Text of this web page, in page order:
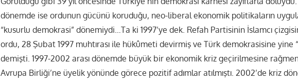
dönemde ise ordunun gücünü koruduğu, neo-liberal ekonomik politikaların
“kusurlu demokrasi” dönemiydi…Ta ki 1997’ye dek. Refah Partisinin İslamcı
ordu, 28 Şubat 1997 muhtırası ile hükûmeti devirmiş ve Türk demokrasisine yine
demişti. 1997-2002 arası dönemde büyük bir ekonomik kriz geçirilmesine
Avrupa Birliği’ne üyelik yönünde görece pozitif adımlar atılmıştı. 2002’de kriz